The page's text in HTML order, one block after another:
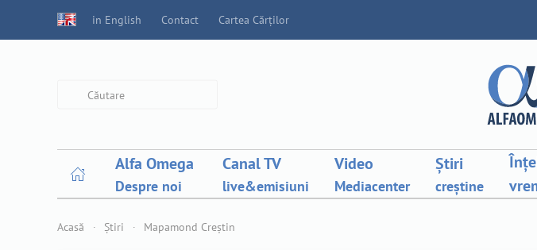
in English Contact Cartea Cărților
Alfa Omega
Despre noi
Canal TV
live&emisiuni
Video
Mediacenter
Știri
creștine
Acasă Știri Mapamond Creștin